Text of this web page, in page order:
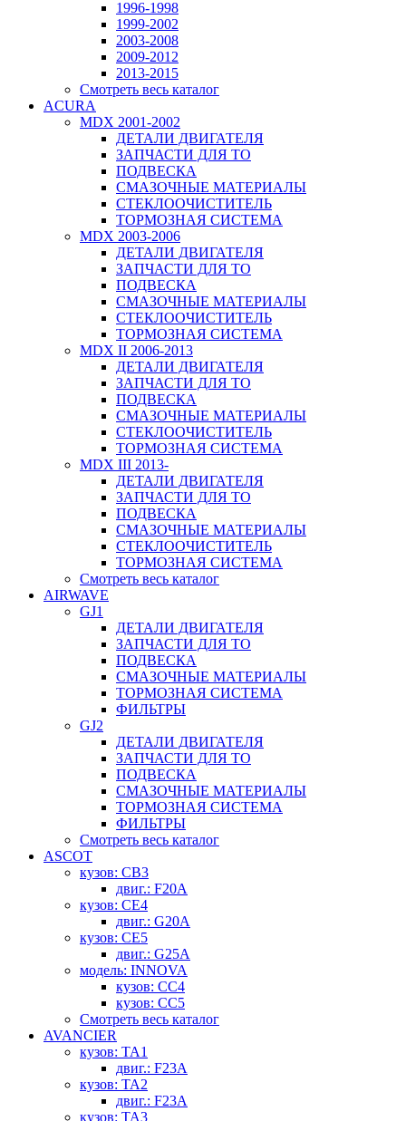
1996-1998
1999-2002
2003-2008
2009-2012
2013-2015
Смотреть весь каталог
ACURA
MDX 2001-2002
ДЕТАЛИ ДВИГАТЕЛЯ
ЗАПЧАСТИ ДЛЯ ТО
ПОДВЕСКА
СМАЗОЧНЫЕ МАТЕРИАЛЫ
СТЕКЛООЧИСТИТЕЛЬ
ТОРМОЗНАЯ СИСТЕМА
MDX 2003-2006
ДЕТАЛИ ДВИГАТЕЛЯ
ЗАПЧАСТИ ДЛЯ ТО
ПОДВЕСКА
СМАЗОЧНЫЕ МАТЕРИАЛЫ
СТЕКЛООЧИСТИТЕЛЬ
ТОРМОЗНАЯ СИСТЕМА
MDX II 2006-2013
ДЕТАЛИ ДВИГАТЕЛЯ
ЗАПЧАСТИ ДЛЯ ТО
ПОДВЕСКА
СМАЗОЧНЫЕ МАТЕРИАЛЫ
СТЕКЛООЧИСТИТЕЛЬ
ТОРМОЗНАЯ СИСТЕМА
MDX III 2013-
ДЕТАЛИ ДВИГАТЕЛЯ
ЗАПЧАСТИ ДЛЯ ТО
ПОДВЕСКА
СМАЗОЧНЫЕ МАТЕРИАЛЫ
СТЕКЛООЧИСТИТЕЛЬ
ТОРМОЗНАЯ СИСТЕМА
Смотреть весь каталог
AIRWAVE
GJ1
ДЕТАЛИ ДВИГАТЕЛЯ
ЗАПЧАСТИ ДЛЯ ТО
ПОДВЕСКА
СМАЗОЧНЫЕ МАТЕРИАЛЫ
ТОРМОЗНАЯ СИСТЕМА
ФИЛЬТРЫ
GJ2
ДЕТАЛИ ДВИГАТЕЛЯ
ЗАПЧАСТИ ДЛЯ ТО
ПОДВЕСКА
СМАЗОЧНЫЕ МАТЕРИАЛЫ
ТОРМОЗНАЯ СИСТЕМА
ФИЛЬТРЫ
Смотреть весь каталог
ASCOT
кузов: CB3
двиг.: F20A
кузов: CE4
двиг.: G20A
кузов: CE5
двиг.: G25A
модель: INNOVA
кузов: CC4
кузов: CC5
Смотреть весь каталог
AVANCIER
кузов: TA1
двиг.: F23A
кузов: TA2
двиг.: F23A
кузов: TA3